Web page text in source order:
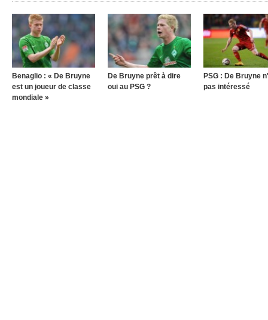
Benaglio : « De Bruyne
est un joueur de classe
mondiale »
De Bruyne prêt à dire
oui au PSG ?
PSG : De Bruyne
pas intéressé